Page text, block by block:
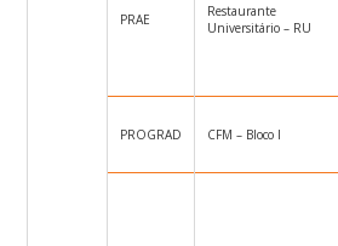
PRAE
Restaurante
Universitário – RU
PROGRAD CFM – Bloco I